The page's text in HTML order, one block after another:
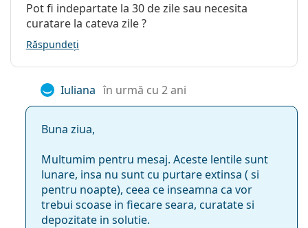
Pot fi indepartate la 30 de zile sau necesita
curatare la cateva zile ?
Răspundeți
Iuliana în urmă cu 2 ani
Buna ziua,
Multumim pentru mesaj. Aceste lentile sunt
lunare, insa nu sunt cu purtare extinsa ( si
pentru noapte), ceea ce inseamna ca vor
trebui scoase in fiecare seara, curatate si
depozitate in solutie.